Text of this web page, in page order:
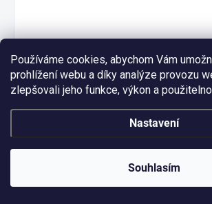
Používáme cookies, abychom Vám
prohlížení webu a díky analýze provozu
zlepšovali jeho funkce, výkon a
Nastavení
Souhlasím
NOVINKY